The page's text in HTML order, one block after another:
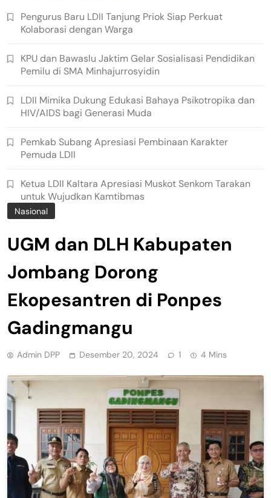
Nasional
UGM dan DLH Kabupaten
Jombang Dorong
Ekopesantren di Ponpes
Gadingmangu
Admin DPP Desember 20, 2024 1 4 Mins
Pengurus Baru LDII Tanjung Priok Siap Perkuat
Kolaborasi dengan Warga
KPU dan Bawaslu Jaktim Gelar Sosialisasi Pendidikan
Pemilu di SMA Minhajurrosyidin
LDII Mimika Dukung Edukasi Bahaya Psikotropika dan
HIV/AIDS bagi Generasi Muda
Pemkab Subang Apresiasi Pembinaan Karakter
Pemuda LDII
Ketua LDII Kaltara Apresiasi Muskot Senkom Tarakan
untuk Wujudkan Kamtibmas